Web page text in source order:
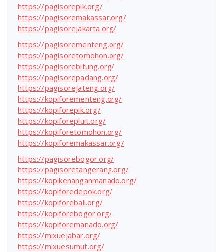
https://pagisorepik.org/
https://pagisoremakassar.org/
https://pagisorejakarta.org/
https://pagisorementeng.org/
https://pagisoretomohon.org/
https://pagisorebitung.org/
https://pagisorepadang.org/
https://pagisorejateng.org/
https://kopiforementeng.org/
https://kopiforepik.org/
https://kopiforepluit.org/
https://kopiforetomohon.org/
https://kopiforemakassar.org/
https://pagisorebogor.org/
https://pagisoretangerang.org/
https://kopikenanganmanado.org/
https://kopiforedepok.org/
https://kopiforebali.org/
https://kopiforebogor.org/
https://kopiforemanado.org/
https://mixuejabar.org/
https://mixuesumut.org/